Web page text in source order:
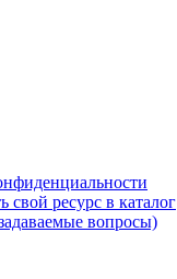
свой ресурс в каталог
вопросы)